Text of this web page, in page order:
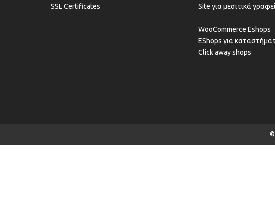
SSL Certificates
Site για μεσιτικά
WooCommerce Eshops
EShops για
Click away shops
©